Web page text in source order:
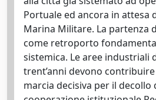
Portuale ed ancora in attesa
Marina Militare. La partenza
come retroporto
sistemica. Le aree industriali
trent’anni devono
marcia decisiva per il decollo